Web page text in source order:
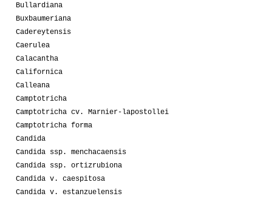
Bullardiana
Buxbaumeriana
Cadereytensis
Caerulea
Calacantha
Californica
Calleana
Camptotricha
Camptotricha cv. Marnier-lapostollei
Camptotricha forma
Candida
Candida ssp. menchacaensis
Candida ssp. ortizrubiona
Candida v. caespitosa
Candida v. estanzuelensis